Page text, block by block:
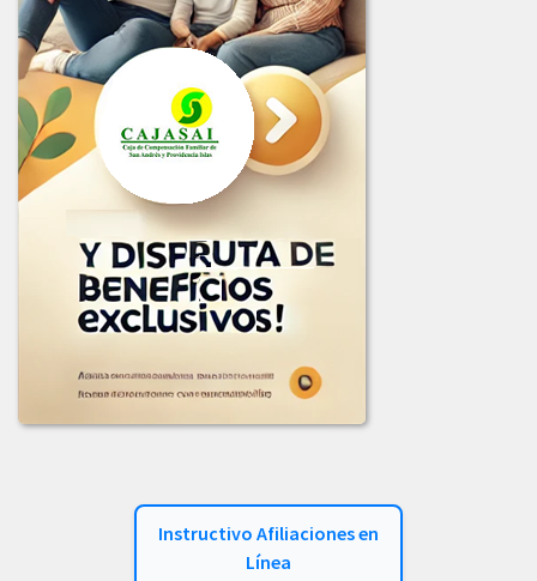
2024
COMUNICADO_ADJUDICACION_LIC-001-2024.pdf
COMUNICADO_ADJUDICACION_LIC-002-2024.pdf
INFORME_EVALUACION_LIC-002-2024.pdf
INFORME_LICITACION_OFERTAS_001-2024.pdf
LICITACION_2024-001.PDF
LICITACION_No_002-2024.pdf
COMUNICADO_LICITACION-002-2023.pdf
INFORME_EVALUACION_COMIT_COMPRAS_LIC_-001-2023.pdf
Instructivo Afiliaciones en
Línea